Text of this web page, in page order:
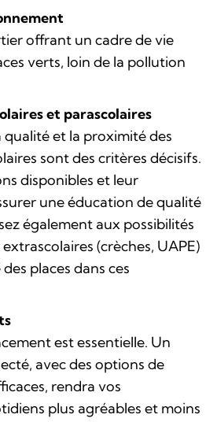
offrant un cadre de vie
verts, loin de la pollution
et parascolaires
qualité et la proximité des
sont des critères décisifs.
disponibles et leur
une éducation de qualité
également aux possibilités
(crèches, UAPE)
places dans ces
est essentielle. Un
avec des options de
rendra vos
plus agréables et moins